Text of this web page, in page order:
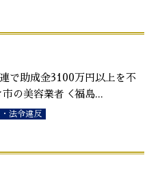
で助成金3100万円以上を不
の美容業者＜福島...
法令違反